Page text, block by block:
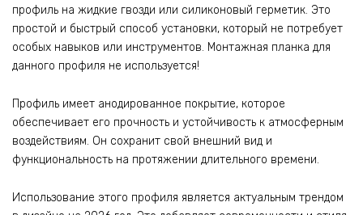
профиль на жидкие гвозди или силиконовый герметик. Это
простой и быстрый способ установки, который не потребует
особых навыков или инструментов. Монтажная планка для
данного профиля не используется!
Профиль имеет анодированное покрытие, которое
обеспечивает его прочность и устойчивость к атмосферным
воздействиям. Он сохранит свой внешний вид и
функциональность на протяжении длительного времени.
Использование этого профиля является актуальным трендом